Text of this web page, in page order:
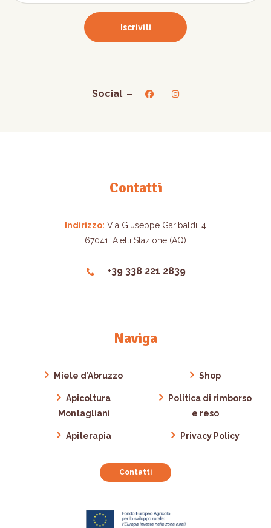
Social
Contatti
Indirizzo: Via Giuseppe Garibaldi, 4
67041, Aielli Stazione (AQ)
+39 338 221 2839
Naviga
Miele d’Abruzzo
Apicoltura
Montagliani
Apiterapia
Shop
Politica di rimborso
e reso
Privacy Policy
Contatti